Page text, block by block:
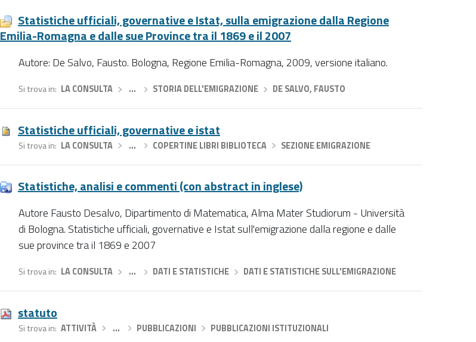
Statistiche ufficiali, governative e Istat, sulla emigrazione dalla Regione
Emilia-Romagna e dalle sue Province tra il 1869 e il 2007
Autore: De Salvo, Fausto. Bologna, Regione Emilia-Romagna, 2009, versione italiano.
Si trova in LA CONSULTA› … STORIA DELL'EMIGRAZIONE› DE SALVO, FAUSTO
Statistiche ufficiali, governative e istat
Si trova in LA CONSULTA› … COPERTINE LIBRI BIBLIOTECA› SEZIONE EMIGRAZIONE
Statistiche, analisi e commenti (con abstract in inglese)
Autore Fausto Desalvo, Dipartimento di Matematica, Alma Mater Studiorum - Università
di Bologna. Statistiche ufficiali, governative e Istat sull'emigrazione dalla regione e dalle
sue province tra il 1869 e 2007
Si trova in LA CONSULTA› … DATI E STATISTICHE› DATI E STATISTICHE SULL'EMIGRAZIONE
statuto
Si trova in ATTIVITÀ› … PUBBLICAZIONI PUBBLICAZIONI ISTITUZIONALI